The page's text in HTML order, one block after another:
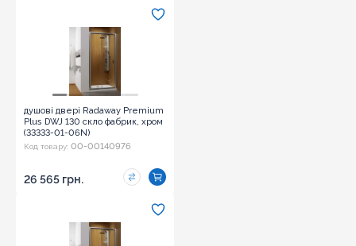
душові двері Radaway Premium
Plus DWJ 130 скло фабрик, хром
(33333-01-06N)
Код товару: 00-00140976
26 565 грн.